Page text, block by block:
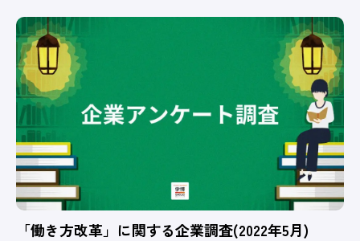
「働き方改革」に関する企業調査(2022年5月)